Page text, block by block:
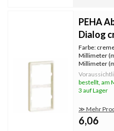
PEHA
Dialog
Farbe:
Millimeter
Millimeter
unbehandelt
bestellt, am
3 auf Lager
≫ Mehr
6,06